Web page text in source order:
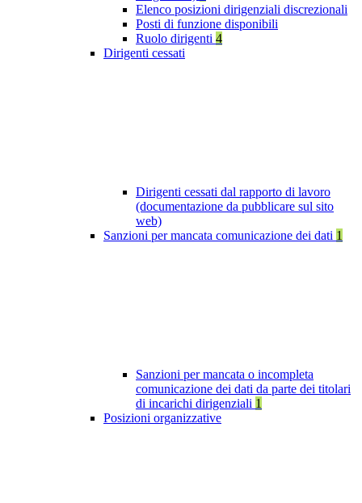
Elenco posizioni dirigenziali discrezionali
Posti di funzione disponibili
Ruolo dirigenti 4
Dirigenti cessati
Dirigenti cessati dal rapporto di lavoro
(documentazione da pubblicare sul sito
web)
Sanzioni per mancata comunicazione dei dati 1
Sanzioni per mancata o incompleta
comunicazione dei dati da parte dei titolari
di incarichi dirigenziali 1
Posizioni organizzative